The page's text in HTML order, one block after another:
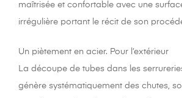
maîtrisée et confortable avec une
irrégulière portant le récit de son
Un piètement en acier. Pour l’extérieur
La découpe de tubes dans les
génère systématiquement des chutes,